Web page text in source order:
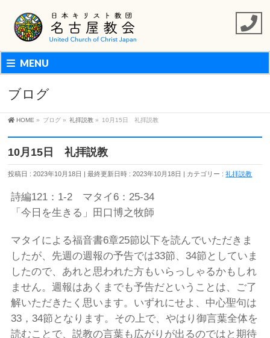
MENU
ブログ
HOME » ブログ » 礼拝説教 » 10月15日 礼拝説教
10月15日 礼拝説教
投稿日 : 2023年10月18日 最終更新日時 : 2023年10月18日 カテゴリー :礼拝説教
詩編121：1-2 マタイ6：25-34
「今日を生きる」田口博之牧師
マタイによる福音書6章25節以下を読んでいただきま
したが、先週の週報の予告では33節、34節としていま
したので、あれと思われた方もいらっしゃるかもしれ
ません。週報はあくまでも予告だということは、ご了
解いただきたく思います。いずれにせよ、中心聖句は
33，34節となります。その上で、やはり御言葉全体を
読むことで、説教の言葉も広がりが出るのではと期待